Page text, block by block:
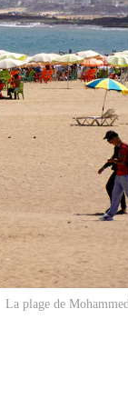
La plage de